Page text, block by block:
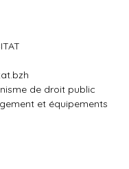
de droit public
et équipements